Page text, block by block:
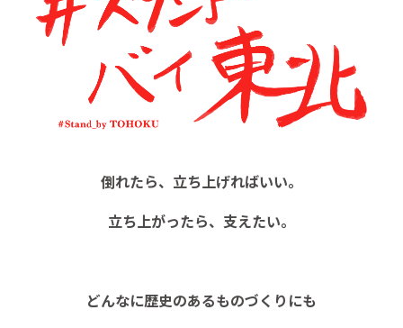
倒れたら、立ち上げればいい。
立ち上がったら、支えたい。
どんなに歴史のあるものづくりにも